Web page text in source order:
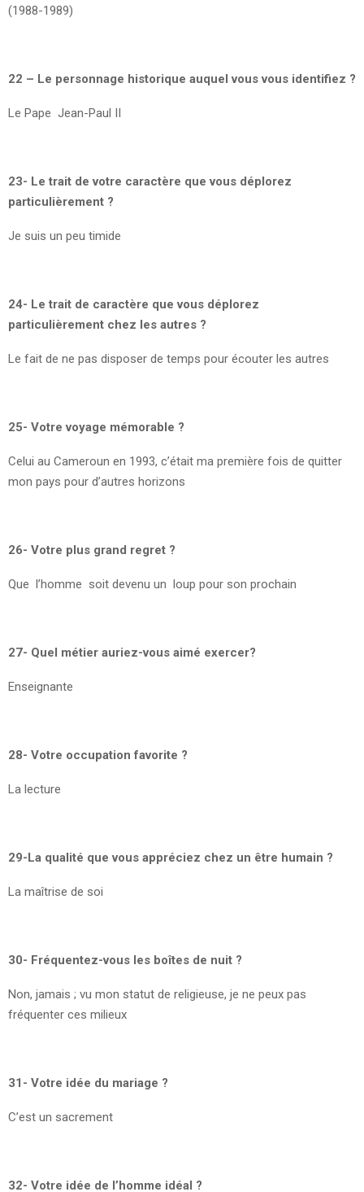
(1988-1989)
22 – Le personnage historique auquel vous vous identifiez ?
Le Pape Jean-Paul II
23- Le trait de votre caractère que vous déplorez
particulièrement ?
Je suis un peu timide
24- Le trait de caractère que vous déplorez
particulièrement chez les autres ?
Le fait de ne pas disposer de temps pour écouter les autres
25- Votre voyage mémorable ?
Celui au Cameroun en 1993, c’était ma première fois de quitter
mon pays pour d’autres horizons
26- Votre plus grand regret ?
Que l’homme soit devenu un loup pour son prochain
27- Quel métier auriez-vous aimé exercer?
Enseignante
28- Votre occupation favorite ?
La lecture
29-La qualité que vous appréciez chez un être humain ?
La maîtrise de soi
30- Fréquentez-vous les boîtes de nuit ?
Non, jamais ; vu mon statut de religieuse, je ne peux pas
fréquenter ces milieux
31- Votre idée du mariage ?
C’est un sacrement
32- Votre idée de l’homme idéal ?